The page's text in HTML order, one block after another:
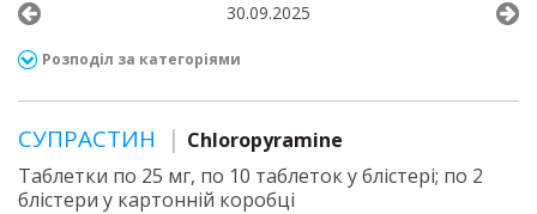
30.09.2025
Розподіл за категоріями
СУПРАСТИН
Chloropyramine
Таблетки по 25 мг, по 10 таблеток у блістері; по 2
блістери у картонній коробці